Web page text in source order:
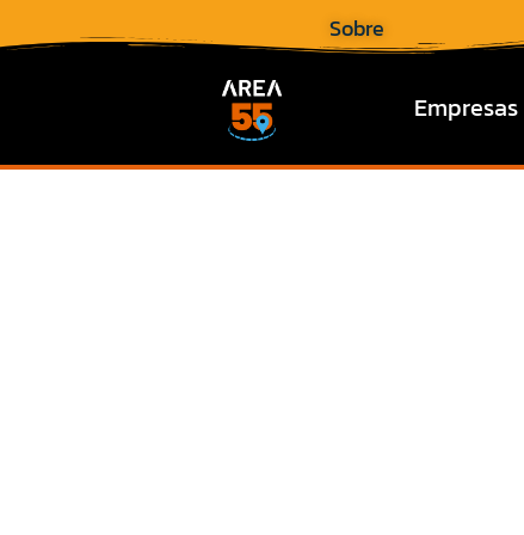
Sobre
Empresas